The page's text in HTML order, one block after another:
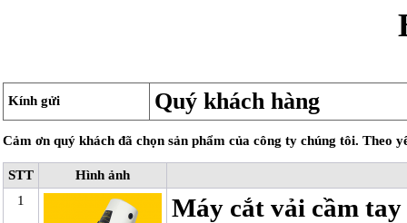
Kính gửi Quý khách hàng
Cảm ơn quý khách đã chọn sản phẩm của công ty chúng tôi. Theo
STT
Hình ảnh
1
Máy cắt vải cầm